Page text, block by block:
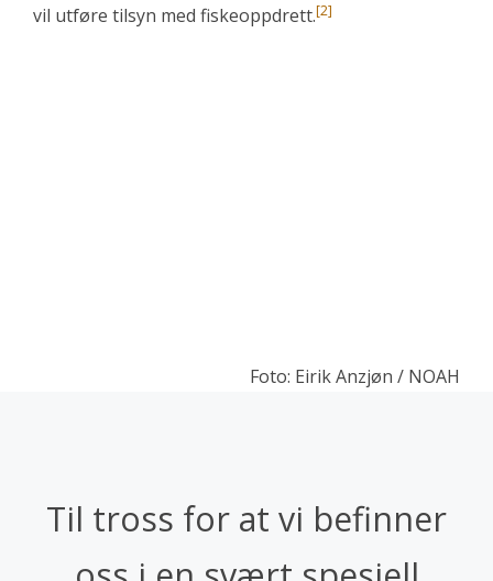
vil utføre tilsyn med fiskeoppdrett.[2]
Foto: Eirik Anzjøn / NOAH
Til tross for at vi befinner